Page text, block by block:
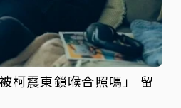
柯震東鎖喉合照嗎」 留